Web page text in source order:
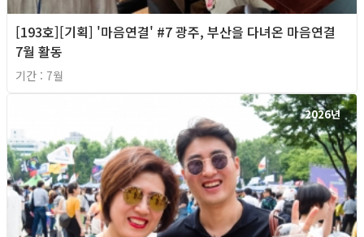
[193호][기획] '마음연결' #7 광주, 부산을 다녀온 마음연결
7월 활동
기간 : 7월
2026년